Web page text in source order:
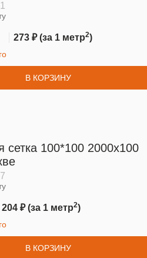
273 ₽(за 1 метр2)
В КОРЗИНУ
сетка 100*100 2000х100
204 ₽(за 1 метр2)
В КОРЗИНУ